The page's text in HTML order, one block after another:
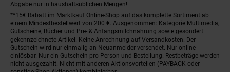
Abgabe nur in haushaltsüblichen Mengen!
**15€ Rabatt im Marktkauf Online-Shop auf das komplette Sortiment ab
einem Mindestbestellwert von 200 €. Ausgenommen: Kategorie Multimedia,
Gutscheine, Bücher und Pre- & Anfangsmilchnahrung sowie gesondert
gekennzeichnete Artikel. Keine Anrechnung auf Versandkosten. Der
Gutschein wird nur einmalig an Neuanmelder versendet. Nur online
einlösbar. Nur ein Gutschein pro Person und Bestellung. Restbeträge werden
nicht ausgezahlt. Nicht mit anderen Aktionsvorteilen (PAYBACK oder